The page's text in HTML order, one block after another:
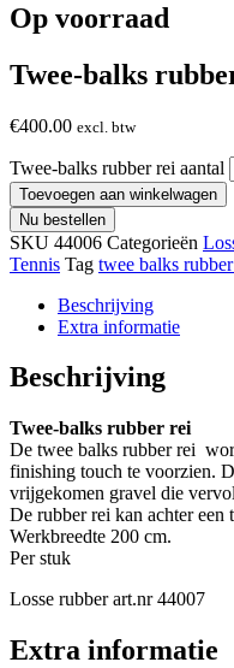
Op voorraad
Twee-balks
€400.00 excl. btw
Twee-balks rubber rei aantal
Toevoegen aan winkelwagen
Nu bestellen
SKU 44006 Categorieën
Tennis Tag twee balks
Beschrijving
Extra informatie
Beschrijving
Twee-balks rubber rei
De twee balks rubber rei
finishing touch te voorzien.
vrijgekomen gravel die
De rubber rei kan achter een
Werkbreedte 200 cm.
Per stuk
Losse rubber art.nr 44007
Extra informatie